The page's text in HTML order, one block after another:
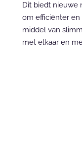
Dit biedt nieuwe
om efficiënter
middel van
met elkaar en